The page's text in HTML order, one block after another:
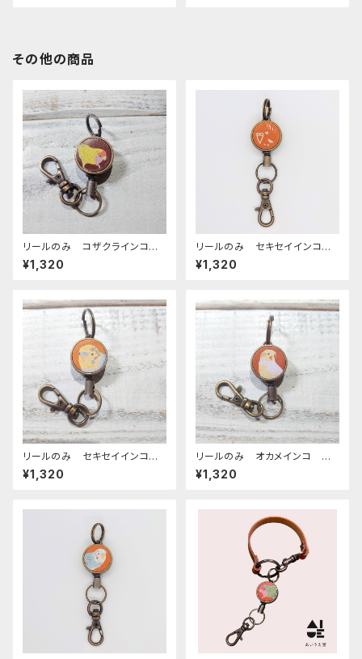
その他の商品
リールのみ コザクラインコ
イエロー ブラウン こざくらい
んこ
¥1,320
リールのみ セキセイインコ
モノトーン キャメル せきせい
いんこ
¥1,320
リールのみ セキセイインコ
レインボー キャメル せきせ
いいんこ
¥1,320
リールのみ オカメインコ ル
チノー レッドブラウン おかめ
いんこ
¥1,320